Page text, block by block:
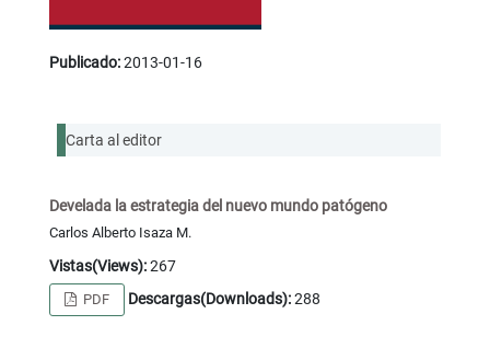
Publicado:2013-01-16
Carta al editor
Develada la estrategia del nuevo mundo patógeno
Carlos Alberto Isaza M.
Vistas(Views):267
PDF Descargas(Downloads):288